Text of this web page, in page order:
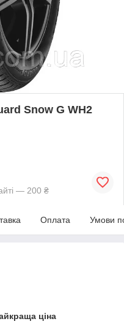
Snow G WH2
— 200 ₴
Оплата Умови
ціна